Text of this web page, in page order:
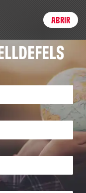
Login
ABRIR